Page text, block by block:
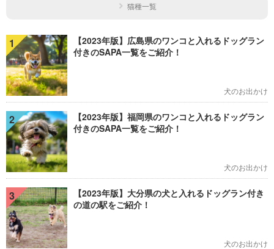
猫種一覧
1
【2023年版】広島県のワンコと入れるドッグラン
付きのSAPA一覧をご紹介！
犬のお出かけ
2
【2023年版】福岡県のワンコと入れるドッグラン
付きのSAPA一覧をご紹介！
犬のお出かけ
3
【2023年版】大分県の犬と入れるドッグラン付き
の道の駅をご紹介！
犬のお出かけ